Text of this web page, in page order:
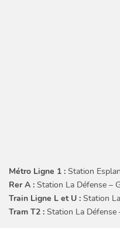
Métro Ligne 1 : Station
Rer A : Station La Défense –
Train Ligne L et U : Station
Tram T2 : Station La Défense